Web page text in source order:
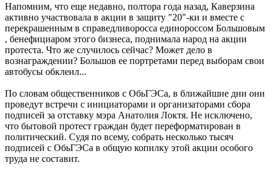
Напомним, что еще недавно, полтора года назад, Каверзина
активно участвовала в акции в защиту "20"-ки и вместе с
перекрашенным в справедливоросса единороссом Большовым
, бенефициаром этого бизнеса, поднимала народ на акции
протеста. Что же случилось сейчас? Может дело в
вознаграждении? Большов ее портретами перед выборам свои
автобусы обклеил...
По словам общественников с ОбьГЭСа, в ближайшие дни они
проведут встречи с инициаторами и организаторами сбора
подписей за отставку мэра Анатолия Локтя. Не исключено,
что бытовой протест граждан будет переформатирован в
политический. Судя по всему, собрать несколько тысяч
подписей с ОбьГЭСа в общую копилку этой акции особого
труда не составит.